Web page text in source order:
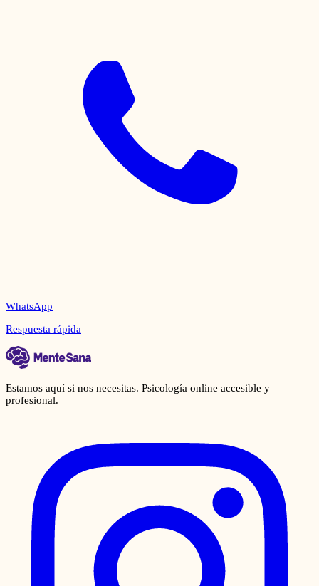
WhatsApp
Respuesta rápida
Estamos aquí si nos necesitas. Psicología online accesible y
profesional.